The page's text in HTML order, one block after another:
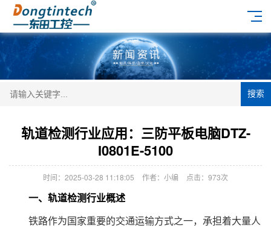
搜索
轨道检测行业应用：三防平板电脑DTZ-
I0801E-5100
时间：2025-03-28 11:18:05 作者：小编 点击： 973次
一、轨道检测行业概述
铁路作为国家重要的交通运输方式之一，承担着大量人